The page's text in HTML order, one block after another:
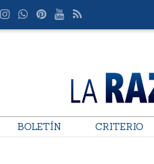
BOLETÍN CRITERIO